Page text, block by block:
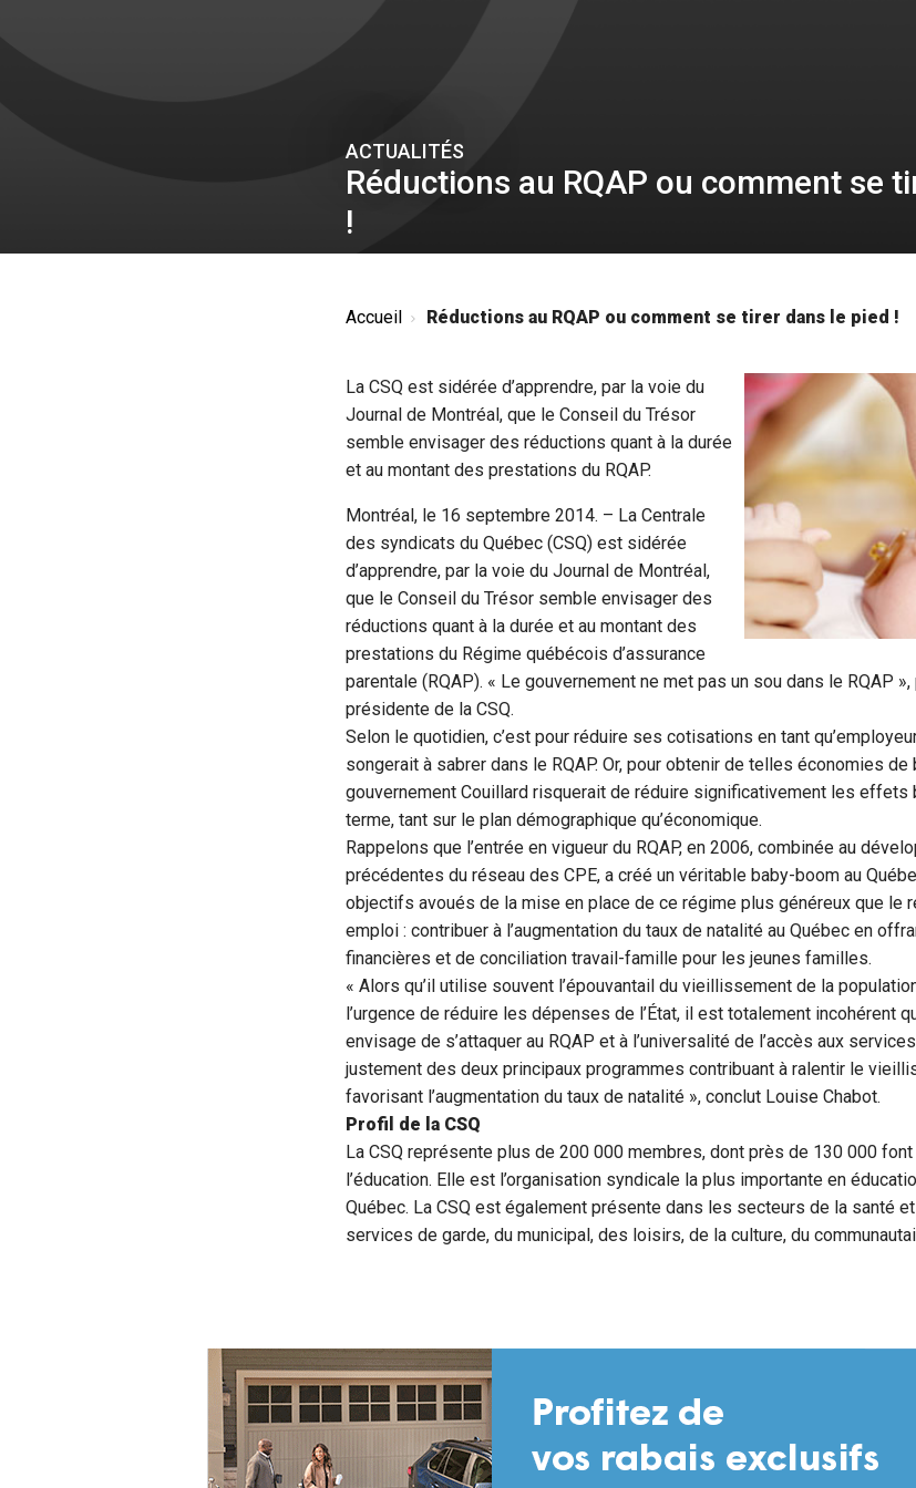
ACTUALITÉS
Réductions au RQAP ou comment se
!
Accueil Réductions au RQAP ou comment se tirer dans le pied !
La CSQ est sidérée d’apprendre, par la voie du
Journal de Montréal, que le Conseil du Trésor
semble envisager des réductions quant à la durée
et au montant des prestations du RQAP.
Montréal, le 16 septembre 2014. – La Centrale
des syndicats du Québec (CSQ) est sidérée
d’apprendre, par la voie du Journal de Montréal,
que le Conseil du Trésor semble envisager des
réductions quant à la durée et au montant des
prestations du Régime québécois d’assurance
parentale (RQAP). « Le gouvernement ne met pas un sou dans le RQAP
présidente de la CSQ.
Selon le quotidien, c’est pour réduire ses cotisations en tant
songerait à sabrer dans le RQAP. Or, pour obtenir de telles économies
gouvernement Couillard risquerait de réduire significativement les effets
terme, tant sur le plan démographique qu’économique.
Rappelons que l’entrée en vigueur du RQAP, en 2006, combinée au
précédentes du réseau des CPE, a créé un véritable baby-boom au
objectifs avoués de la mise en place de ce régime plus généreux que le
emploi : contribuer à l’augmentation du taux de natalité au Québec en
financières et de conciliation travail-famille pour les jeunes familles.
« Alors qu’il utilise souvent l’épouvantail du vieillissement de la
l’urgence de réduire les dépenses de l’État, il est totalement incohérent
envisage de s’attaquer au RQAP et à l’universalité de l’accès aux
justement des deux principaux programmes contribuant à ralentir le
favorisant l’augmentation du taux de natalité », conclut Louise Chabot.
Profil de la CSQ
La CSQ représente plus de 200 000 membres, dont près de 130 000
l’éducation. Elle est l’organisation syndicale la plus importante en
Québec. La CSQ est également présente dans les secteurs de la santé
services de garde, du municipal, des loisirs, de la culture, du